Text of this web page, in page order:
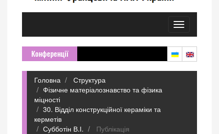
Toggle
navigation
Конференції
Головна
Структура
Фізичне матеріалознавство та фізика
міцності
30. Відділ конструкційної кераміки та
керметів
Субботін В.І.
Публікація